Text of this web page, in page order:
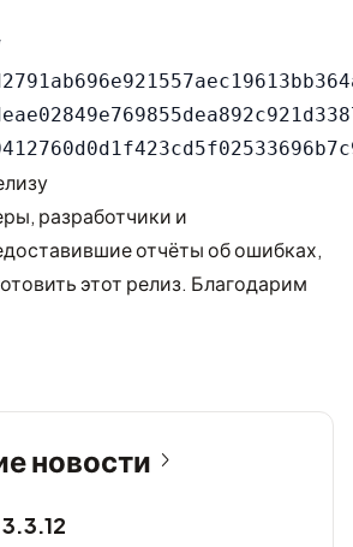
разработчики и
отчёты об ошибках,
этот релиз. Благодарим
новости